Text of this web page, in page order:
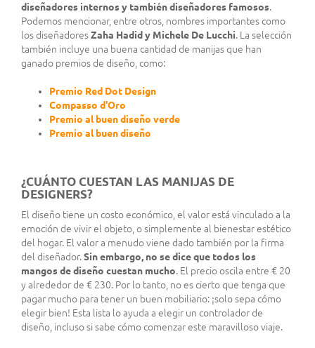
diseñadores internos y también diseñadores famosos.
Podemos mencionar, entre otros, nombres importantes como
los diseñadoresZaha Hadid y Michele De Lucchi. La selección
también incluye una buena cantidad de manijas que han
ganado premios de diseño, como:
Premio Red Dot Design
Compasso d'Oro
Premio al buen diseño verde
Premio al buen diseño
¿CUÁNTO CUESTAN LAS MANIJAS DE
DESIGNERS?
El diseño tiene un costo económico, el valor está vinculado a la
emoción de vivir el objeto, o simplemente al bienestar estético
del hogar. El valor a menudo viene dado también por la firma
del diseñador.Sin embargo, no se dice que todos los
mangos de diseño cuestan mucho. El precio oscila entre € 20
y alrededor de € 230. Por lo tanto, no es cierto que tenga que
pagar mucho para tener un buen mobiliario: ¡solo sepa cómo
elegir bien! Esta lista lo ayuda a elegir un controlador de
diseño, incluso si sabe cómo comenzar este maravilloso viaje.